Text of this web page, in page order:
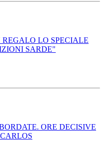
LO SPECIALE
SARDE"
ORE DECISIVE